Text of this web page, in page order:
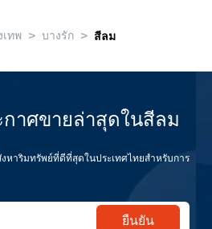
เทพ > บางรัก > สีลม
าศขายล่าสุดในสีลม
หาริมทรัพย์ที่ดีที่สุดในประเทศไทยสำหรับการ
ยืนยัน